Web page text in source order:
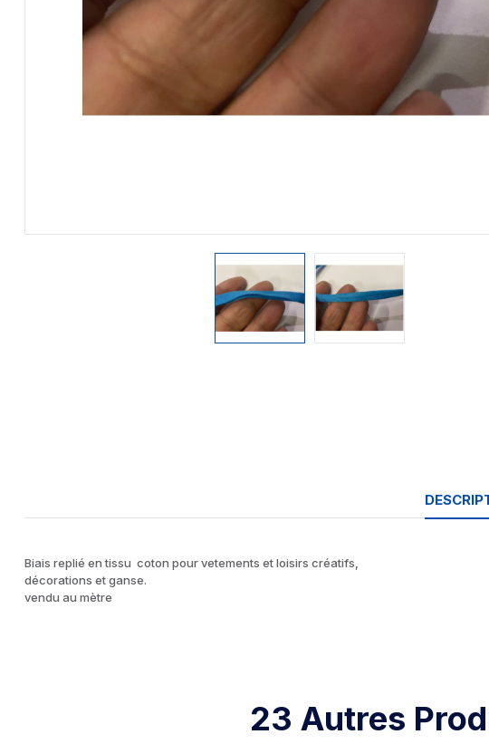
Biais replié en tissu coton pour vetements et loisirs créatifs,
décorations et ganse.
vendu au mètre
23 Autres